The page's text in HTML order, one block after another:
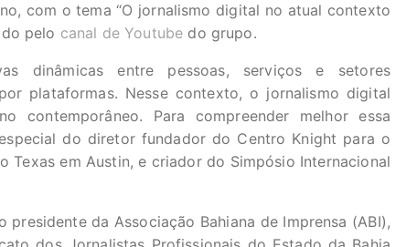
com o tema “O jornalismo digital no atual contexto
pelo canal de Youtube do grupo.
dinâmicas entre pessoas, serviços e setores
plataformas. Nesse contexto, o jornalismo digital
contemporâneo. Para compreender melhor essa
do diretor fundador do Centro Knight para o
Texas em Austin, e criador do Simpósio Internacional
da Associação Bahiana de Imprensa (ABI),